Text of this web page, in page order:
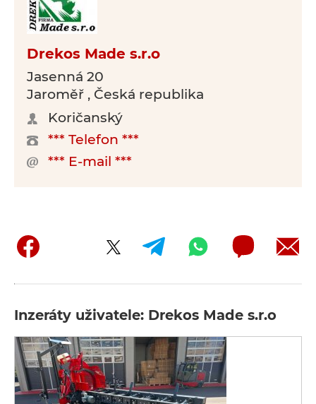
Drekos Made s.r.o
Jasenná 20
Jaroměř , Česká republika
Koričanský
*** Telefon ***
*** E-mail ***
Inzeráty uživatele: Drekos Made s.r.o